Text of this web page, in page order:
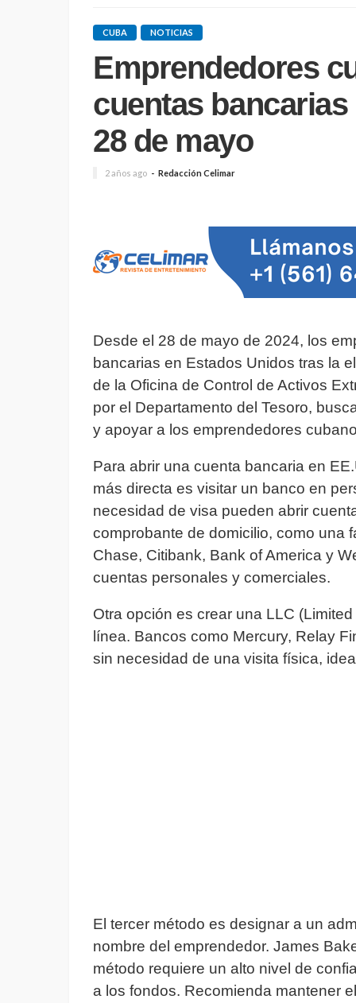
CUBA NOTICIAS
Emprendedores
cuentas bancarias
28 de mayo
2 años ago Redacción Celimar
Desde el 28 de mayo de 2024, los
bancarias en Estados Unidos tras la
de la Oficina de Control de Activos
por el Departamento del Tesoro,
y apoyar a los emprendedores
Para abrir una cuenta bancaria en
más directa es visitar un banco en
necesidad de visa pueden abrir
comprobante de domicilio, como una
Chase, Citibank, Bank of America y
cuentas personales y comerciales.
Otra opción es crear una LLC
línea. Bancos como Mercury, Relay
sin necesidad de una visita física,
El tercer método es designar a un
nombre del emprendedor. James
método requiere un alto nivel de
a los fondos. Recomienda mantener